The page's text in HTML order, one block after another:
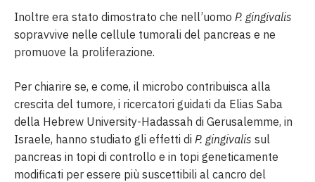
Inoltre era stato dimostrato che nell’uomo P. gingivalis
sopravvive nelle cellule tumorali del pancreas e ne
promuove la proliferazione.
Per chiarire se, e come, il microbo contribuisca alla
crescita del tumore, i ricercatori guidati da Elias Saba
della Hebrew University-Hadassah di Gerusalemme, in
Israele, hanno studiato gli effetti di P. gingivalis sul
pancreas in topi di controllo e in topi geneticamente
modificati per essere più suscettibili al cancro del